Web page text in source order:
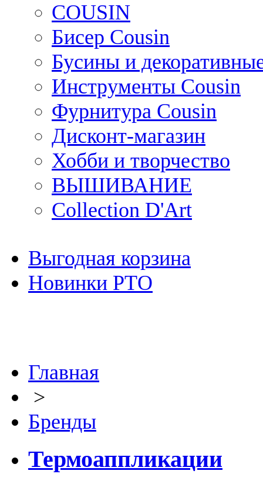
COUSIN
Бисер Cousin
Бусины и
Инструменты Cousin
Фурнитура Cousin
Дисконт-магазин
Хобби и творчество
ВЫШИВАНИЕ
Collection D'Art
Выгодная корзина
Новинки РТО
Главная
>
Бренды
Термоаппликации